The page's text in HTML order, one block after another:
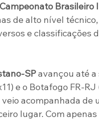
Campeonato Brasileiro
de alto nível
e classificações
SP avançou até
e o Botafogo FR-
acompanhada de
lugar. Com